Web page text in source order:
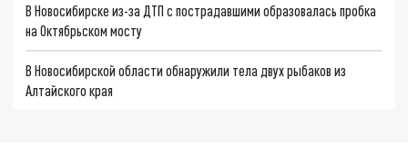
В Новосибирске из-за ДТП с пострадавшими образовалась пробка
на Октябрьском мосту
В Новосибирской области обнаружили тела двух рыбаков из
Алтайского края